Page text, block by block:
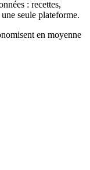
: recettes,
seule plateforme.
en moyenne